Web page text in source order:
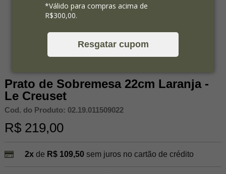
*Válido para compras acima de
R$300,00.
Resgatar cupom
Prato de Sobremesa 22cm Laranja -
Le Creuset
Cod. do Produto: 02.19.011509022
R$ 219,00
2xde R$ 109,50 sem juros no cartão de crédito